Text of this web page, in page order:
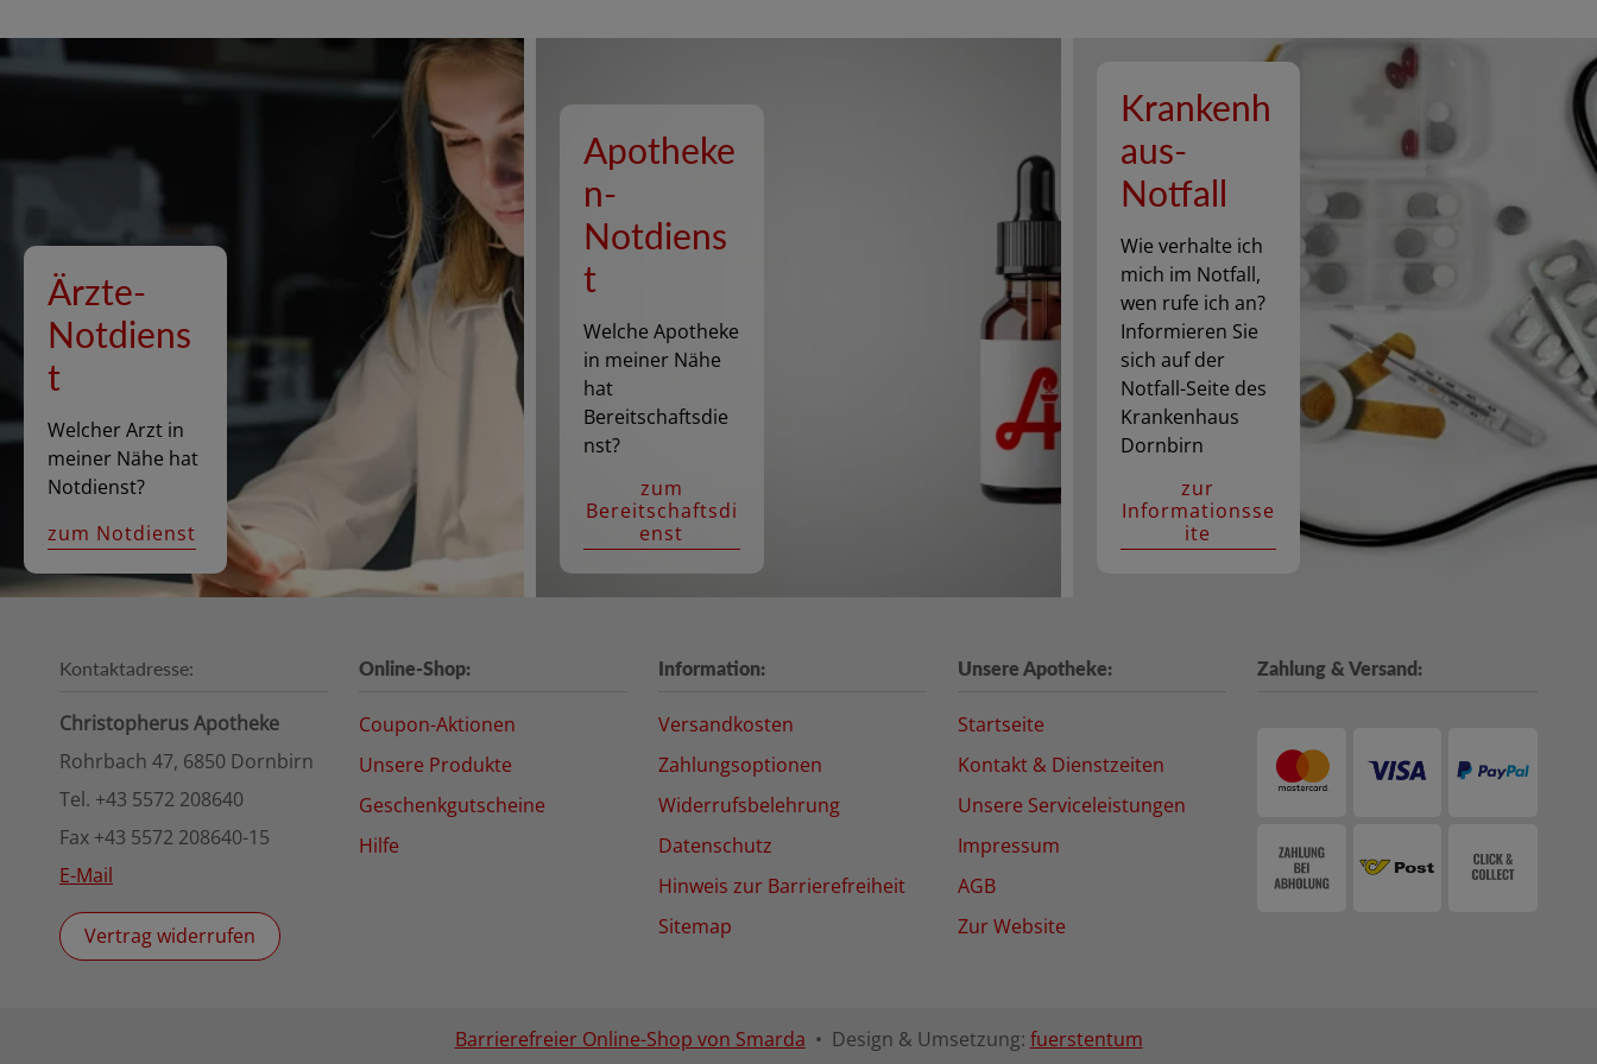
Ärzte-
Notdiens
t
Welcher Arzt in
meiner Nähe hat
Notdienst?
zum Notdienst
Apotheke
n-
Notdiens
t
Welche Apotheke
in meiner Nähe
hat
Bereitschaftsdie
nst?
zum
Bereitschaftsdi
enst
Krankenh
aus-
Notfall
Wie verhalte ich
mich im Notfall,
wen rufe ich an?
Informieren Sie
sich auf der
Notfall-Seite des
Krankenhaus
Dornbirn
zur
Informationsse
ite
Kontaktadresse:
Christopherus Apotheke
Rohrbach 47, 6850 Dornbirn
Tel. +43 5572 208640
Fax +43 5572 208640-15
E-Mail
Vertrag widerrufen
Online-Shop:
Coupon-Aktionen
Unsere Produkte
Geschenkgutscheine
Hilfe
Information:
Versandkosten
Zahlungsoptionen
Widerrufsbelehrung
Datenschutz
Hinweis zur Barrierefreiheit
Sitemap
Unsere Apotheke:
Startseite
Kontakt & Dienstzeiten
Unsere Serviceleistungen
Impressum
AGB
Zur Website
Zahlung & Versand:
Barrierefreier Online-Shop von Smarda • Design & Umsetzung: fuerstentum